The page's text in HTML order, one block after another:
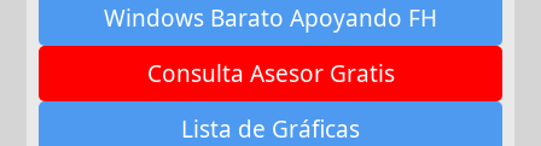
Windows Barato Apoyando FH
Consulta Asesor Gratis
Lista de Gráficas